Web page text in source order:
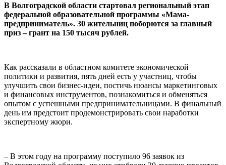
В Волгоградской области стартовал региональный этап
федеральной образовательной программы «Мама-
предприниматель». 30 жительниц поборются за главный
приз – грант на 150 тысяч рублей.
Как рассказали в областном комитете экономической
политики и развития, пять дней есть у участниц, чтобы
улучшить свои бизнес-идеи, постичь нюансы маркетинговых
и финансовых инструментов, познакомиться и обменяться
опытом с успешными предпринимательницами. В финальный
день им предстоит продемонстрировать свои наработки
экспертному жюри.
– В этом году на программу поступило 96 заявок из